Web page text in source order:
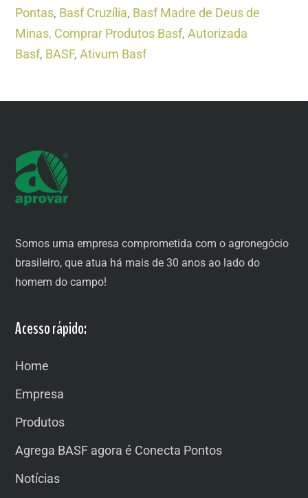
Pontas, Basf Cruzília, Basf Madre de Deus de
Minas, Comprar Produtos Basf,Autorizada
Basf, BASF,Ativum Basf
Somos uma empresa comprometida com o agronegócio
brasileiro, que atua há mais de 30 anos ao lado do
homem do campo!
Acesso rápido:
Home
Empresa
Produtos
Agrega BASF agora é Conecta Pontos
Notícias